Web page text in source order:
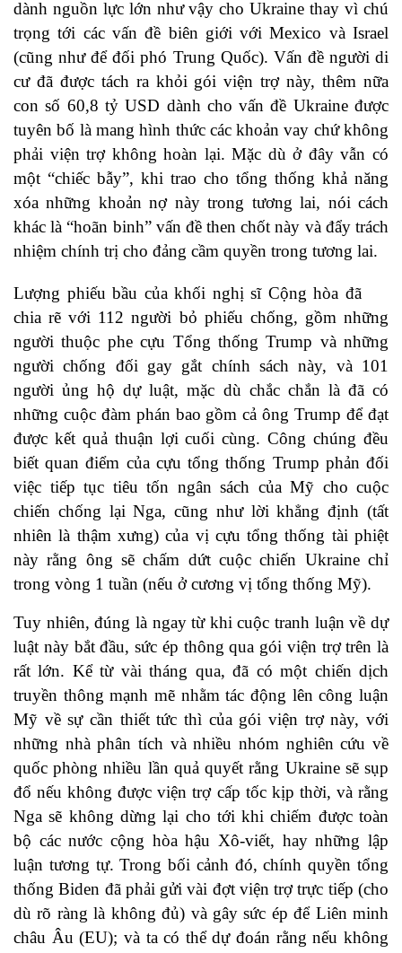
dành nguồn lực lớn như vậy cho Ukraine thay vì chú
trọng tới các vấn đề biên giới với Mexico và Israel
(cũng như để đối phó Trung Quốc). Vấn đề người di
cư đã được tách ra khỏi gói viện trợ này, thêm nữa
con số 60,8 tỷ USD dành cho vấn đề Ukraine được
tuyên bố là mang hình thức các khoản vay chứ không
phải viện trợ không hoàn lại. Mặc dù ở đây vẫn có
một “chiếc bẫy”, khi trao cho tổng thống khả năng
xóa những khoản nợ này trong tương lai, nói cách
khác là “hoãn binh” vấn đề then chốt này và đẩy trách
nhiệm chính trị cho đảng cầm quyền trong tương lai.
Lượng phiếu bầu của khối nghị sĩ Cộng hòa đã
chia rẽ với 112 người bỏ phiếu chống, gồm những
người thuộc phe cựu Tổng thống Trump và những
người chống đối gay gắt chính sách này, và 101
người ủng hộ dự luật, mặc dù chắc chắn là đã có
những cuộc đàm phán bao gồm cả ông Trump để đạt
được kết quả thuận lợi cuối cùng. Công chúng đều
biết quan điểm của cựu tổng thống Trump phản đối
việc tiếp tục tiêu tốn ngân sách của Mỹ cho cuộc
chiến chống lại Nga, cũng như lời khẳng định (tất
nhiên là thậm xưng) của vị cựu tổng thống tài phiệt
này rằng ông sẽ chấm dứt cuộc chiến Ukraine chỉ
trong vòng 1 tuần (nếu ở cương vị tổng thống Mỹ).
Tuy nhiên, đúng là ngay từ khi cuộc tranh luận về dự
luật này bắt đầu, sức ép thông qua gói viện trợ trên là
rất lớn. Kể từ vài tháng qua, đã có một chiến dịch
truyền thông mạnh mẽ nhằm tác động lên công luận
Mỹ về sự cần thiết tức thì của gói viện trợ này, với
những nhà phân tích và nhiều nhóm nghiên cứu về
quốc phòng nhiều lần quả quyết rằng Ukraine sẽ sụp
đổ nếu không được viện trợ cấp tốc kịp thời, và rằng
Nga sẽ không dừng lại cho tới khi chiếm được toàn
bộ các nước cộng hòa hậu Xô-viết, hay những lập
luận tương tự. Trong bối cảnh đó, chính quyền tổng
thống Biden đã phải gửi vài đợt viện trợ trực tiếp (cho
dù rõ ràng là không đủ) và gây sức ép để Liên minh
châu Âu (EU); và ta có thể dự đoán rằng nếu không